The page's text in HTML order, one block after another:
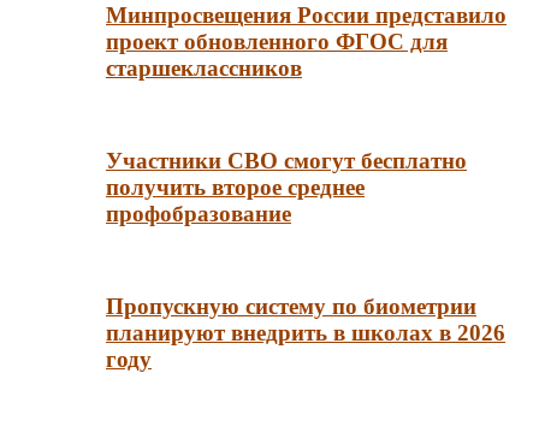
Минпросвещения России представило
проект обновленного ФГОС для
старшеклассников
Участники СВО смогут бесплатно
получить второе среднее
профобразование
Пропускную систему по биометрии
планируют внедрить в школах в 2026
году